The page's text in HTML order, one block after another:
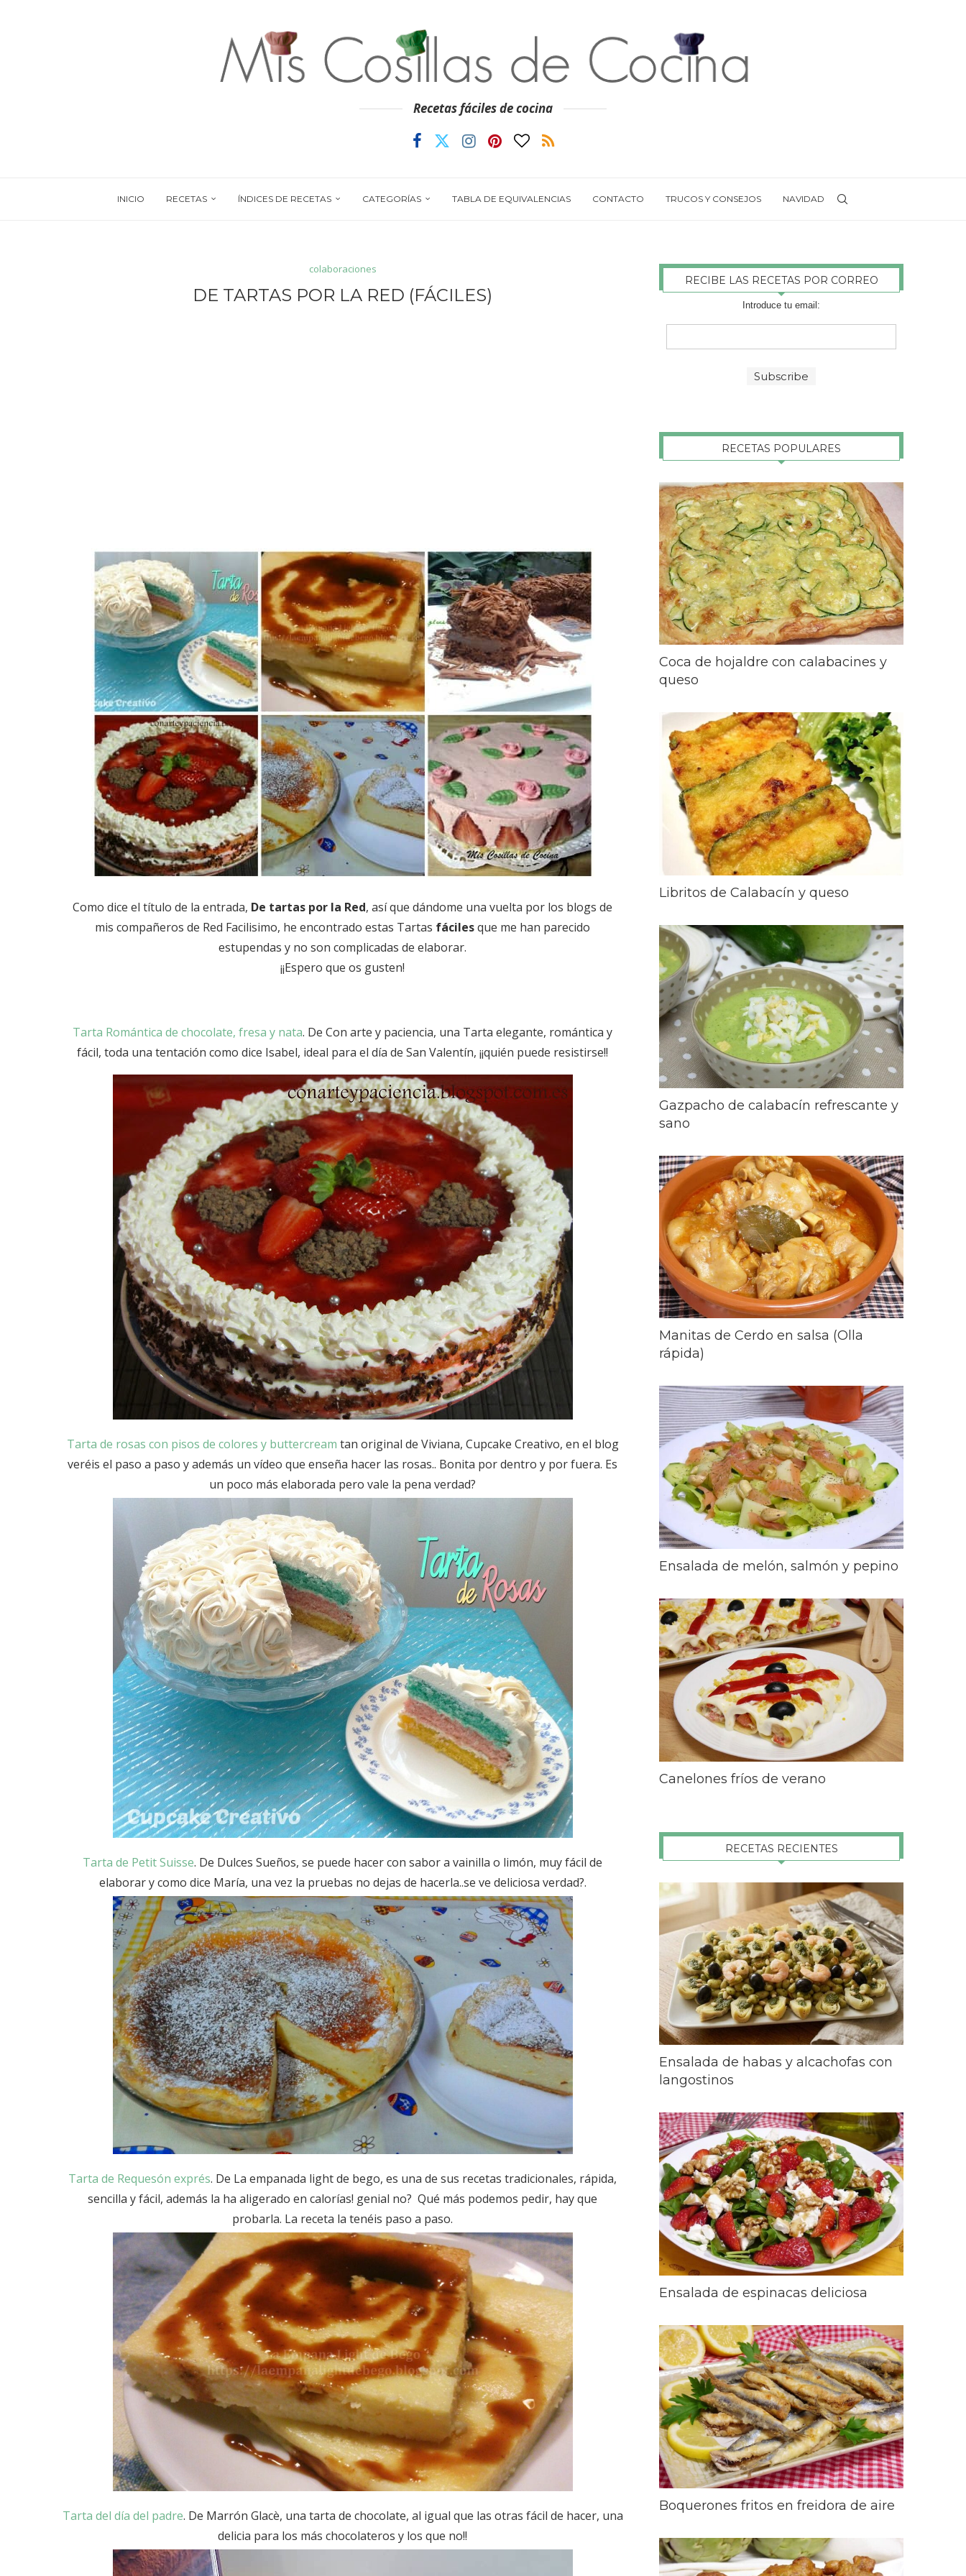
Recetas fáciles de cocina
INICIO RECETAS ÍNDICES DE RECETAS CATEGORÍAS TABLA DE EQUIVALENCIAS CONTACTO TRUCOS Y CONSEJOS NAVIDAD
colaboraciones
DE TARTAS POR LA RED (FÁCILES)
Como dice el título de la entrada, De tartas por la Red, así que dándome una vuelta por los blogs de
mis compañeros de Red Facilisimo, he encontrado estas Tartas fácilesque me han parecido
estupendas y no son complicadas de elaborar.
¡¡Espero que os gusten!
Tarta Romántica de chocolate, fresa y nata. De Con arte y paciencia, una Tarta elegante, romántica y
fácil, toda una tentación como dice Isabel, ideal para el día de San Valentín, ¡¡quién puede resistirse!!
Tarta de rosas con pisos de colores y buttercream tan original de Viviana, Cupcake Creativo, en el blog
veréis el paso a paso y además un vídeo que enseña hacer las rosas.. Bonita por dentro y por fuera. Es
un poco más elaborada pero vale la pena verdad?
Tarta de Petit Suisse. De Dulces Sueños, se puede hacer con sabor a vainilla o limón, muy fácil de
elaborar y como dice María, una vez la pruebas no dejas de hacerla..se ve deliciosa verdad?.
Tarta de Requesón exprés. De La empanada light de bego, es una de sus recetas tradicionales, rápida,
sencilla y fácil, además la ha aligerado en calorías! genial no? Qué más podemos pedir, hay que
probarla. La receta la tenéis paso a paso.
Tarta del día del padre. De Marrón Glacè, una tarta de chocolate, al igual que las otras fácil de hacer, una
delicia para los más chocolateros y los que no!!
RECIBE LAS RECETAS POR CORREO
Introduce tu email:
RECETAS POPULARES
Coca de hojaldre con calabacines y
queso
Libritos de Calabacín y queso
Gazpacho de calabacín refrescante y
sano
Manitas de Cerdo en salsa (Olla
rápida)
Ensalada de melón, salmón y pepino
Canelones fríos de verano
RECETAS RECIENTES
Ensalada de habas y alcachofas con
langostinos
Ensalada de espinacas deliciosa
Boquerones fritos en freidora de aire